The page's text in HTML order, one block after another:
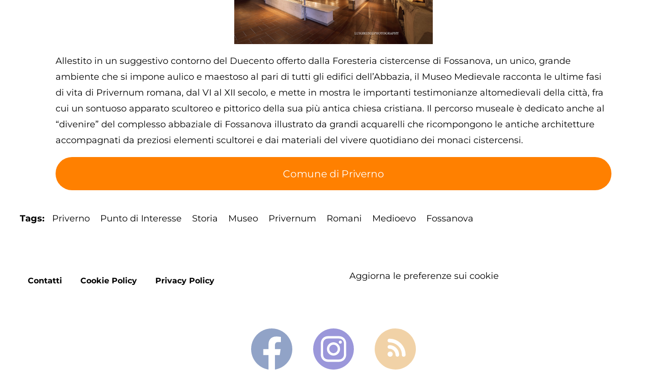
Allestito in un suggestivo contorno del Duecento offerto dalla Foresteria cistercense di Fossanova, un unico, grande
ambiente che si impone aulico e maestoso al pari di tutti gli edifici dell’Abbazia, il Museo Medievale racconta le ultime fasi
di vita di Privernum romana, dal VI al XII secolo, e mette in mostra le importanti testimonianze altomedievali della città, fra
cui un sontuoso apparato scultoreo e pittorico della sua più antica chiesa cristiana. Il percorso museale è dedicato anche al
“divenire” del complesso abbaziale di Fossanova illustrato da grandi acquarelli che ricompongono le antiche architetture
accompagnati da preziosi elementi scultorei e dai materiali del vivere quotidiano dei monaci cistercensi.
Comune di Priverno
Tags Priverno Punto di Interesse Storia Museo Privernum Romani Medioevo Fossanova
Footer
Contatti Cookie Policy Privacy Policy Aggiorna le preferenze sui cookie